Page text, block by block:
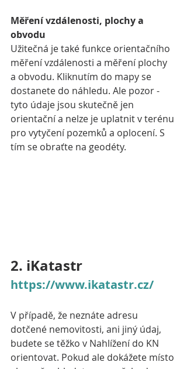
Měření vzdálenosti, plochy a
obvodu
Užitečná je také funkce orientačního
měření vzdálenosti a měření plochy
a obvodu. Kliknutím do mapy se
dostanete do náhledu. Ale pozor -
tyto údaje jsou skutečně jen
orientační a nelze je uplatnit v terénu
pro vytyčení pozemků a oplocení. S
tím se obraťte na geodéty.
2. iKatastr
https://www.ikatastr.cz/
V případě, že neznáte adresu
dotčené nemovitosti, ani jiný údaj,
budete se těžko v Nahlížení do KN
orientovat. Pokud ale dokážete místo